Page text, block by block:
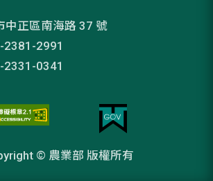
中正區南海路 37 號
2381-2991
2331-0341
© 農業部 版權所有